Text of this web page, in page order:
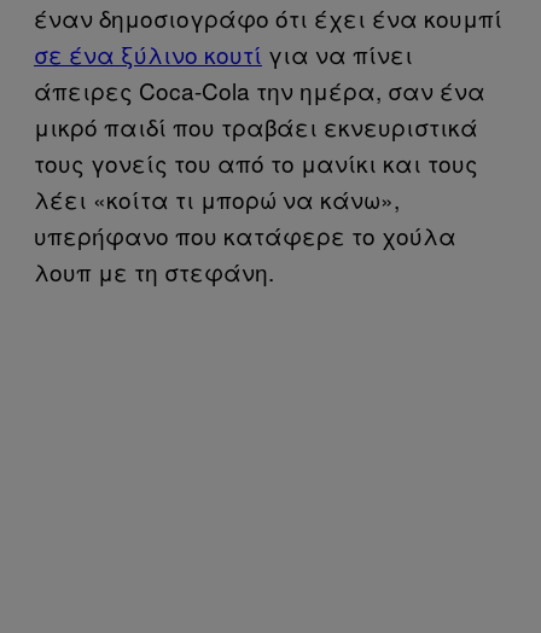
έναν δημοσιογράφο ότι έχει ένα κουμπί
σε ένα ξύλινο κουτί για να πίνει
άπειρες Coca-Cola την ημέρα, σαν ένα
μικρό παιδί που τραβάει εκνευριστικά
τους γονείς του από το μανίκι και τους
λέει «κοίτα τι μπορώ να κάνω»,
υπερήφανο που κατάφερε το χούλα
λουπ με τη στεφάνη.